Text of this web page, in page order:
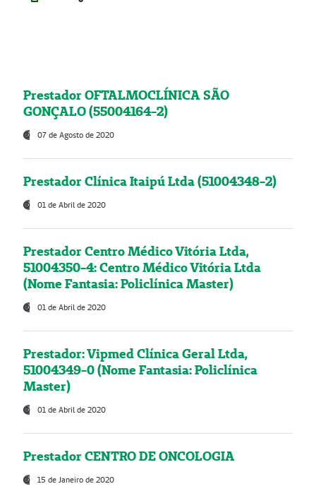
Prestador OFTALMOCLÍNICA SÃO
GONÇALO (55004164-2)
07 de Agosto de 2020
Prestador Clínica Itaipú Ltda (51004348-2)
01 de Abril de 2020
Prestador Centro Médico Vitória Ltda,
51004350-4: Centro Médico Vitória Ltda
(Nome Fantasia: Policlínica Master)
01 de Abril de 2020
Prestador: Vipmed Clínica Geral Ltda,
51004349-0 (Nome Fantasia: Policlínica
Master)
01 de Abril de 2020
Prestador CENTRO DE ONCOLOGIA
15 de Janeiro de 2020